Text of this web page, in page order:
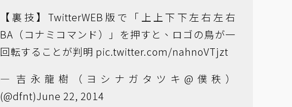
【裏技】TwitterWEB版で「上上下下左右左右
BA（コナミコマンド）」を押すと、ロゴの鳥が一
回転することが判明 pic.twitter.com/nahnoVTjzt
— 吉永龍樹（ヨシナガタツキ@僕秩）
(@dfnt)June 22, 2014